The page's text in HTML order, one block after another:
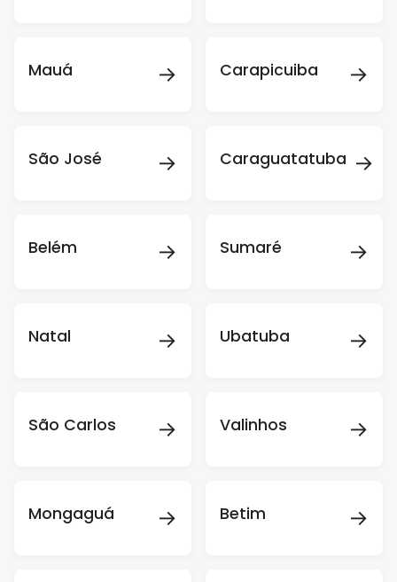
Mauá → Carapicuiba →
São José → Caraguatatuba →
Belém → Sumaré →
Natal → Ubatuba →
São Carlos → Valinhos →
Mongaguá → Betim →